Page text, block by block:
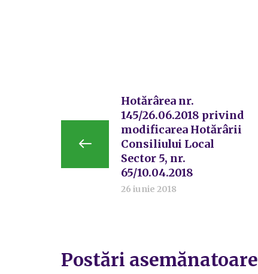
Hotărârea nr.
145/26.06.2018 privind
modificarea Hotărârii
Consiliului Local
Sector 5, nr.
65/10.04.2018
26 iunie 2018
Postări asemănatoare